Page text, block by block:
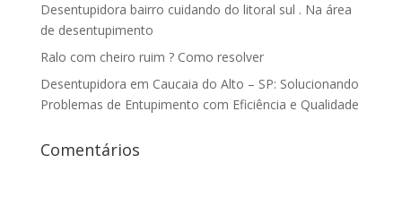
Desentupidora bairro cuidando do litoral sul . Na área
de desentupimento
Ralo com cheiro ruim ? Como resolver
Desentupidora em Caucaia do Alto – SP: Solucionando
Problemas de Entupimento com Eficiência e Qualidade
Comentários